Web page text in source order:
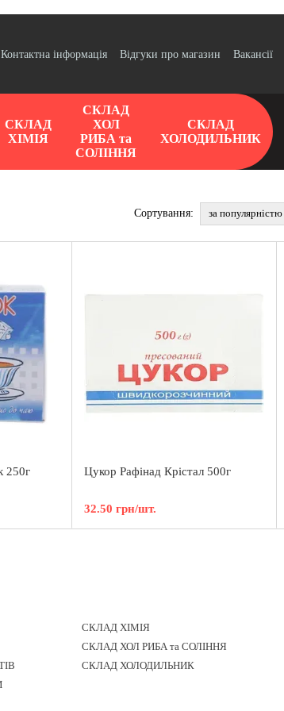
Контактна інформація Відгуки про магазин Вакансії
СКЛАД
ХІМІЯ
СКЛАД
ХОЛ
РИБА та
СОЛІННЯ
СКЛАД
ХОЛОДИЛЬНИК
Сортування: за популярністю
250г Цукор Рафiнад Крістал 500г
32.50 грн/шт.
СКЛАД ХІМІЯ
СКЛАД ХОЛ РИБА та СОЛІННЯ
СКЛАД ХОЛОДИЛЬНИК